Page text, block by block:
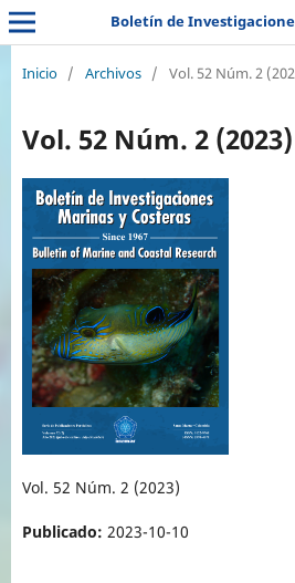
Boletín de
Inicio / Archivos / Vol. 52 Núm. 2
Vol. 52 Núm. 2 (2023)
Vol. 52 Núm. 2 (2023)
Publicado: 2023-10-10